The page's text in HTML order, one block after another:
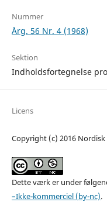
Nummer
Årg. 56 Nr. 4 (1968)
Sektion
Indholdsfortegnelse
Licens
Copyright (c) 2016
Dette værk er under
–Ikke-kommerciel (by-nc).